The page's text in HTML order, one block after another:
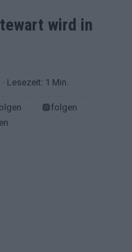
wird in
· Lesezeit: 1 Min.
folgen